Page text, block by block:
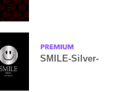
SMILE-Silver-